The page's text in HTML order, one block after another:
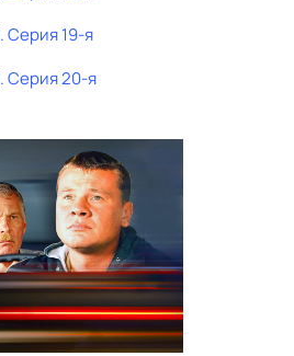
. Серия 19-я
. Серия 20-я